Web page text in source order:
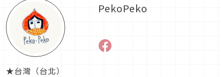
PekoPeko
★台灣（台北）